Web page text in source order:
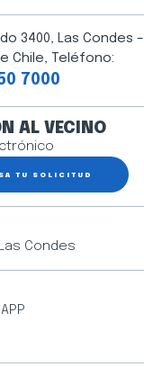
3400, Las Condes –
Chile, Teléfono:
7000
AL VECINO
TU SOLICITUD
Condes